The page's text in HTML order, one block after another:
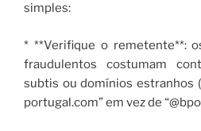
simples:
* **Verifique o remetente**:
fraudulentos costumam
subtis ou domínios estranhos
portugal.com” em vez de